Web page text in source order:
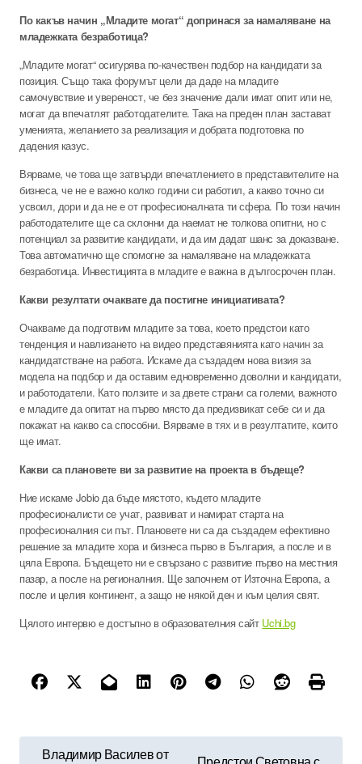
По какъв начин „Младите могат“ допринася за намаляване на
младежката безработица?
„Младите могат“ осигурява по-качествен подбор на кандидати за
позиция. Също така форумът цели да даде на младите
самочувствие и увереност, че без значение дали имат опит или не,
могат да впечатлят работодателите. Така на преден план застават
уменията, желанието за реализация и добрата подготовка по
дадения казус.
Вярваме, че това ще затвърди впечатлението в представителите на
бизнеса, че не е важно колко години си работил, а какво точно си
усвоил, дори и да не е от професионалната ти сфера. По този начин
работодателите ще са склонни да наемат не толкова опитни, но с
потенциал за развитие кандидати, и да им дадат шанс за доказване.
Това автоматично ще спомогне за намаляване на младежката
безработица. Инвестицията в младите е важна в дългосрочен план.
Какви резултати очаквате да постигне инициативата?
Очакваме да подготвим младите за това, което предстои като
тенденция и навлизането на видео представянията като начин за
кандидатстване на работа. Искаме да създадем нова визия за
модела на подбор и да оставим едновременно доволни и кандидати,
и работодатели. Като ползите и за двете страни са големи, важното
е младите да опитат на първо място да предизвикат себе си и да
покажат на какво са способни. Вярваме в тях и в резултатите, които
ще имат.
Какви са плановете ви за развитие на проекта в бъдеще?
Ние искаме Jobio да бъде мястото, където младите
професионалисти се учат, развиват и намират старта на
професионалния си път. Плановете ни са да създадем ефективно
решение за младите хора и бизнеса първо в България, а после и в
цяла Европа. Бъдещето ни е свързано с развитие първо на местния
пазар, а после на регионалния. Ще започнем от Източна Европа, а
после и целия континент, а защо не някой ден и към целия свят.
Цялото интервю е достъпно в образователния сайт Uchi.bg
Владимир Василев от